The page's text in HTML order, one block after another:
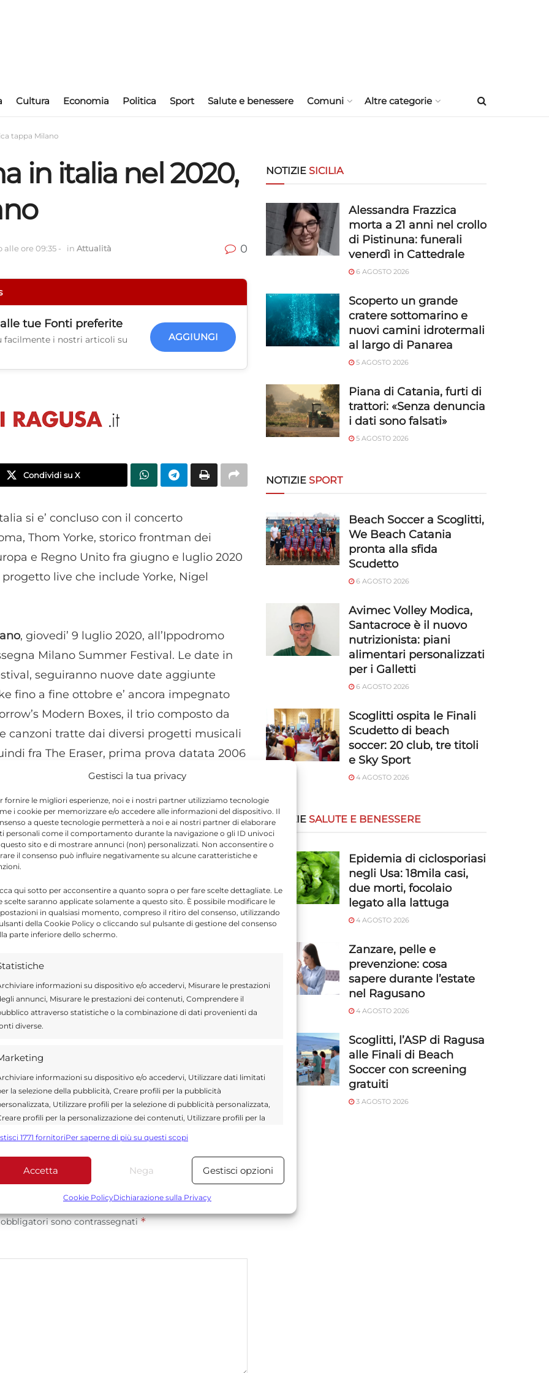
Gestisci la tua privacy
fornire le migliori esperienze, noi e i nostri partner utilizziamo tecnologie
i cookie per memorizzare e/o accedere alle informazioni del dispositivo. Il
a queste tecnologie permetterà a noi e ai nostri partner di elaborare
personali come il comportamento durante la navigazione o gli ID univoci
sito e di mostrare annunci (non) personalizzati. Non acconsentire o
il consenso può influire negativamente su alcune caratteristiche e
qui sotto per acconsentire a quanto sopra o per fare scelte dettagliate. Le
scelte saranno applicate solamente a questo sito. È possibile modificare le
in qualsiasi momento, compreso il ritiro del consenso, utilizzando
della Cookie Policy o cliccando sul pulsante di gestione del consenso
parte inferiore dello schermo.
informazioni su dispositivo e/o accedervi, Misurare le prestazioni
annunci, Misurare le prestazioni dei contenuti, Comprendere il
attraverso statistiche o la combinazione di dati provenienti da
diverse.
informazioni su dispositivo e/o accedervi, Utilizzare dati limitati
la selezione della pubblicità, Creare profili per la pubblicità
Utilizzare profili per la selezione di pubblicità personalizzata,
profili per la personalizzazione dei contenuti, Utilizzare profili per la
Utilizzare dati limitati per la selezione dei contenuti.
Funzionalità Sempre attivo
Abbinare e combinare dati provenienti da altre fonti di dati,
informazioni trasmesse automaticamente.
1771 fornitoriPer saperne di più su questi scopi
Accetta Nega Gestisci opzioni
Cookie PolicyDichiarazione sulla Privacy
Cultura Economia Politica Sport Salute e benessere Comuni Altre categorie
tappa Milano
in italia nel 2020,
alle ore 09:35 - in Attualità 0
alle tue Fonti preferite
facilmente i nostri articoli su
AGGIUNGI
Condividi su X
si e’ concluso con il concerto
Thom Yorke, storico frontman dei
e Regno Unito fra giugno e luglio 2020
live che include Yorke, Nigel
, giovedi’ 9 luglio 2020, all’Ippodromo
Milano Summer Festival. Le date in
seguiranno nuove date aggiunte
fino a fine ottobre e’ ancora impegnato
Modern Boxes, il trio composto da
canzoni tratte dai diversi progetti musicali
fra The Eraser, prima prova datata 2006
Radiohead, Tomorrow’s Modern Boxes
For Peace, Suspiria, colonna sonora
Argento a cura di Luca Guadagnino del
pubblicazione, uscita il 27 giugno
da un cortometraggio diretto da
Netfix.
Send Share
ATTUALITÀ
è composta da giornalisti, collaboratori e
che ogni giorno lavorano per offrire notizie,
dedicati alla Sicilia, all’attualità, alla politica,
sport. Un team dinamico e indipendente che
e affidabilità.
sono contrassegnati*
NOTIZIE SICILIA
Alessandra Frazzica
morta a 21 anni nel crollo
di Pistinuna: funerali
venerdì in Cattedrale
6 AGOSTO 2026
Scoperto un grande
cratere sottomarino e
nuovi camini idrotermali
al largo di Panarea
5 AGOSTO 2026
Piana di Catania, furti di
trattori: «Senza denuncia
i dati sono falsati»
5 AGOSTO 2026
NOTIZIE SPORT
Beach Soccer a Scoglitti,
We Beach Catania
pronta alla sfida
Scudetto
6 AGOSTO 2026
Avimec Volley Modica,
Santacroce è il nuovo
nutrizionista: piani
alimentari personalizzati
per i Galletti
6 AGOSTO 2026
Scoglitti ospita le Finali
Scudetto di beach
soccer: 20 club, tre titoli
e Sky Sport
4 AGOSTO 2026
NOTIZIE SALUTE E BENESSERE
Epidemia di ciclosporiasi
negli Usa: 18mila casi,
due morti, focolaio
legato alla lattuga
4 AGOSTO 2026
Zanzare, pelle e
prevenzione: cosa
sapere durante l’estate
nel Ragusano
4 AGOSTO 2026
Scoglitti, l’ASP di Ragusa
alle Finali di Beach
Soccer con screening
gratuiti
3 AGOSTO 2026